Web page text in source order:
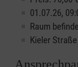
01.07.26,
Raum
Kieler